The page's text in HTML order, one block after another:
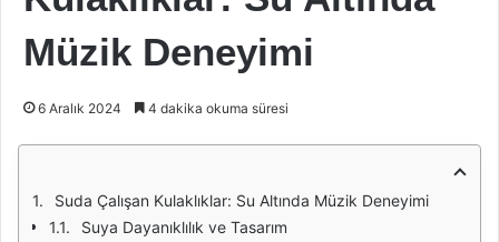
Müzik Deneyimi
6 Aralık 2024 4 dakika okuma süresi
Suda Çalışan Kulaklıklar: Su Altında Müzik Deneyimi
Suya Dayanıklılık ve Tasarım